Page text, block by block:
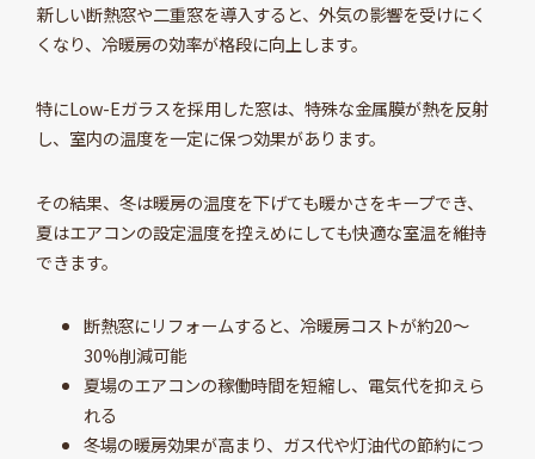
新しい断熱窓や二重窓を導入すると、外気の影響を受けにく
くなり、冷暖房の効率が格段に向上します。
特にLow-Eガラスを採用した窓は、特殊な金属膜が熱を反射
し、室内の温度を一定に保つ効果があります。
その結果、冬は暖房の温度を下げても暖かさをキープでき、
夏はエアコンの設定温度を控えめにしても快適な室温を維持
できます。
断熱窓にリフォームすると、冷暖房コストが約20～
30%削減可能
夏場のエアコンの稼働時間を短縮し、電気代を抑えら
れる
冬場の暖房効果が高まり、ガス代や灯油代の節約につ